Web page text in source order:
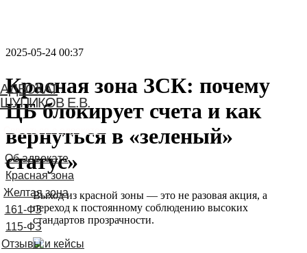
АДВОКАТ
ШУПИКОВ Е.В.
2025-05-24 00:37
Красная зона ЗСК: почему
ЦБ блокирует счета и как
вернуться в «зеленый»
статус»
Выход из красной зоны — это не разовая акция, а
переход к постоянному соблюдению высоких
стандартов прозрачности.